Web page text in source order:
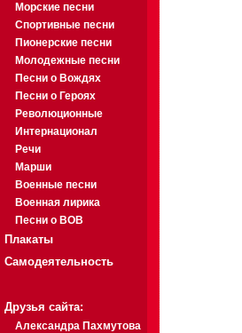
Морские песни
Спортивные песни
Пионерские песни
Молодежные песни
Песни о Вождях
Песни о Героях
Революционные
Интернационал
Речи
Марши
Военные песни
Военная лирика
Песни о ВОВ
Плакаты
Самодеятельность
Друзья сайта:
Александра Пахмутова